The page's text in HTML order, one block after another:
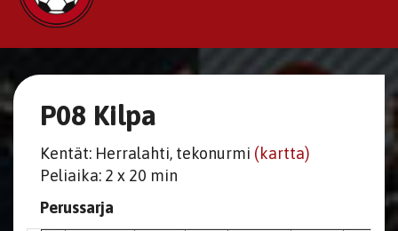
P08 Kilpa
Kentät: Herralahti, tekonurmi (kartta)
Peliaika: 2 x 20 min
Perussarja